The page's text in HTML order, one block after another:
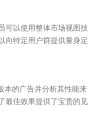
可以使用整体市场视图技
向特定用户群提供量身定
本的广告并分析其性能来
最佳效果提供了宝贵的见